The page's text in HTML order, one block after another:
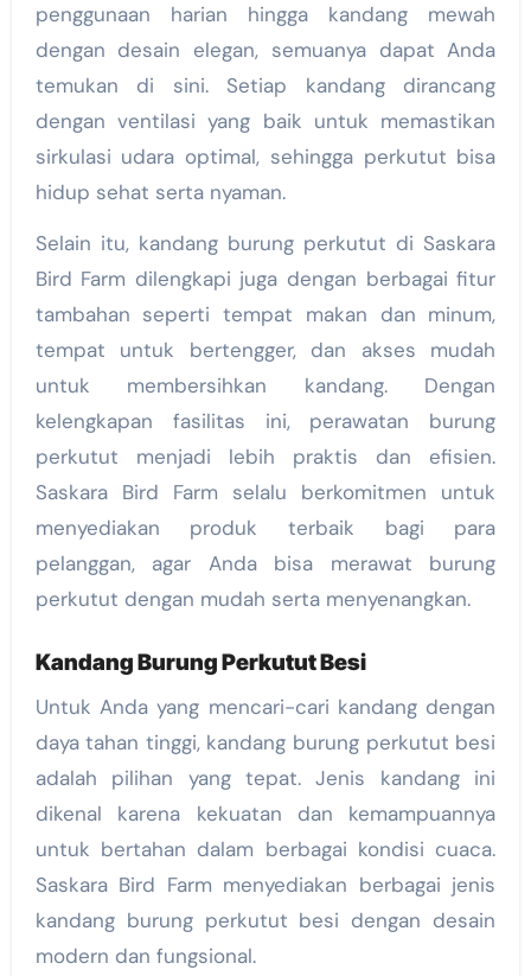
penggunaan harian hingga kandang mewah
dengan desain elegan, semuanya dapat Anda
temukan di sini. Setiap kandang dirancang
dengan ventilasi yang baik untuk memastikan
sirkulasi udara optimal, sehingga perkutut bisa
hidup sehat serta nyaman.
Selain itu, kandang burung perkutut di Saskara
Bird Farm dilengkapi juga dengan berbagai fitur
tambahan seperti tempat makan dan minum,
tempat untuk bertengger, dan akses mudah
untuk membersihkan kandang. Dengan
kelengkapan fasilitas ini, perawatan burung
perkutut menjadi lebih praktis dan efisien.
Saskara Bird Farm selalu berkomitmen untuk
menyediakan produk terbaik bagi para
pelanggan, agar Anda bisa merawat burung
perkutut dengan mudah serta menyenangkan.
Kandang Burung Perkutut Besi
Untuk Anda yang mencari-cari kandang dengan
daya tahan tinggi, kandang burung perkutut besi
adalah pilihan yang tepat. Jenis kandang ini
dikenal karena kekuatan dan kemampuannya
untuk bertahan dalam berbagai kondisi cuaca.
Saskara Bird Farm menyediakan berbagai jenis
kandang burung perkutut besi dengan desain
modern dan fungsional.